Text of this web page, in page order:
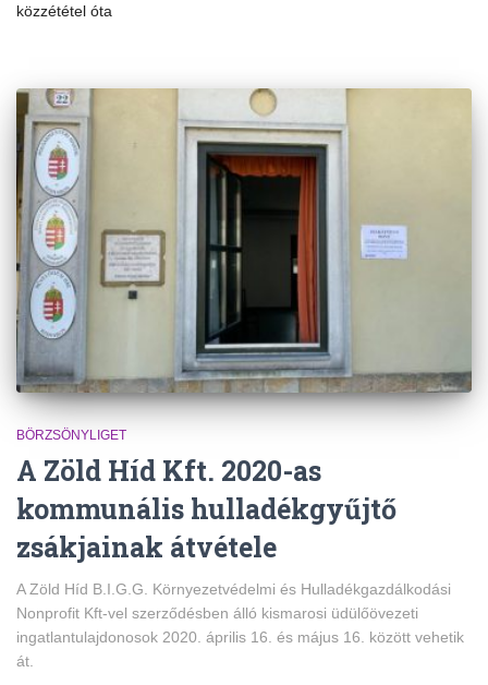
közzététel óta
BÖRZSÖNYLIGET
A Zöld Híd Kft. 2020-as
kommunális hulladékgyűjtő
zsákjainak átvétele
A Zöld Híd B.I.G.G. Környezetvédelmi és Hulladékgazdálkodási
Nonprofit Kft-vel szerződésben álló kismarosi üdülőövezeti
ingatlantulajdonosok 2020. április 16. és május 16. között vehetik
át.